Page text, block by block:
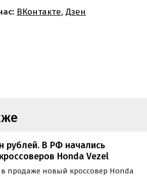
ВКонтакте, Дзен
рублей. В РФ начались
Honda Vezel
продаже новый кроссовер Honda